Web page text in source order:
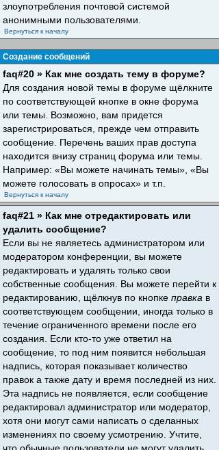
злоупотребления почтовой системой
анонимными пользователями.
Вернуться к началу
Создание сообщений
faq#20 » Как мне создать тему в форуме?
Для создания новой темы в форуме щёлкните
по соответствующей кнопке в окне форума
или темы. Возможно, вам придется
зарегистрироваться, прежде чем отправить
сообщение. Перечень ваших прав доступа
находится внизу страниц форума или темы.
Например: «Вы можете начинать темы», «Вы
можете голосовать в опросах» и т.п.
Вернуться к началу
faq#21 » Как мне отредактировать или
удалить сообщение?
Если вы не являетесь администратором или
модератором конференции, вы можете
редактировать и удалять только свои
собственные сообщения. Вы можете перейти к
редактированию, щёлкнув по кнопке правка в
соответствующем сообщении, иногда только в
течение ограниченного времени после его
создания. Если кто-то уже ответил на
сообщение, то под ним появится небольшая
надпись, которая показывает количество
правок а также дату и время последней из них.
Эта надпись не появляется, если сообщение
редактировал администратор или модератор,
хотя они могут сами написать о сделанных
изменениях по своему усмотрению. Учтите,